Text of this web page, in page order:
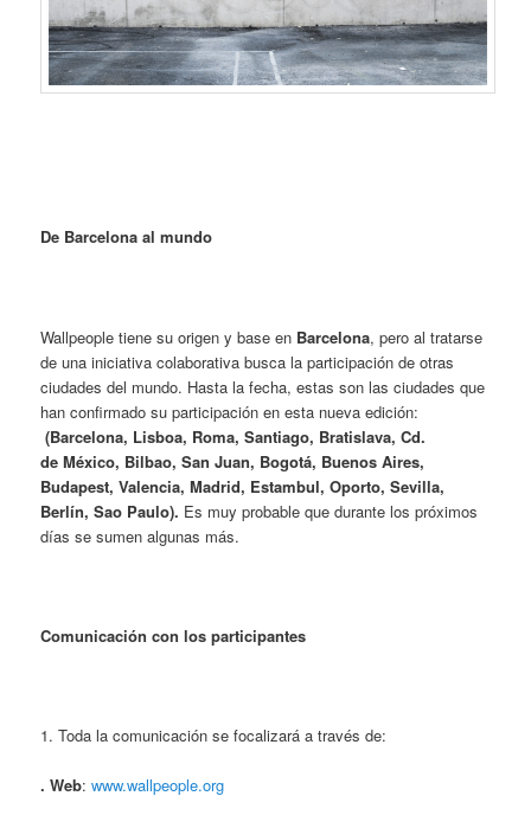
De Barcelona al mundo
Wallpeople tiene su origen y base en Barcelona, pero al tratarse
de una iniciativa colaborativa busca la participación de otras
ciudades del mundo. Hasta la fecha, estas son las ciudades que
han confirmado su participación en esta nueva edición:
(Barcelona, Lisboa, Roma, Santiago, Bratislava, Cd.
de México, Bilbao, San Juan, Bogotá, Buenos Aires,
Budapest, Valencia, Madrid, Estambul, Oporto, Sevilla,
Berlín, Sao Paulo). Es muy probable que durante los próximos
días se sumen algunas más.
Comunicación con los participantes
1. Toda la comunicación se focalizará a través de:
.Web:www.wallpeople.org